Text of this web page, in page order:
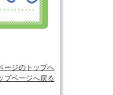
ージのトップへ
プページへ戻る